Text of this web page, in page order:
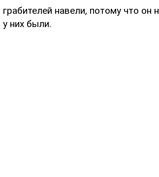
навели, потому что он
у них были.